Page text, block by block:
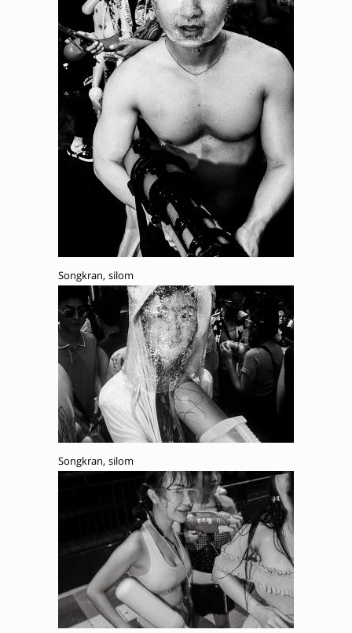
Songkran, silom
Songkran, silom